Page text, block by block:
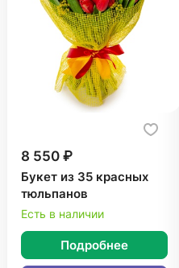
8 550 ₽
Букет из 35 красных
тюльпанов
Есть в наличии
Подробнее